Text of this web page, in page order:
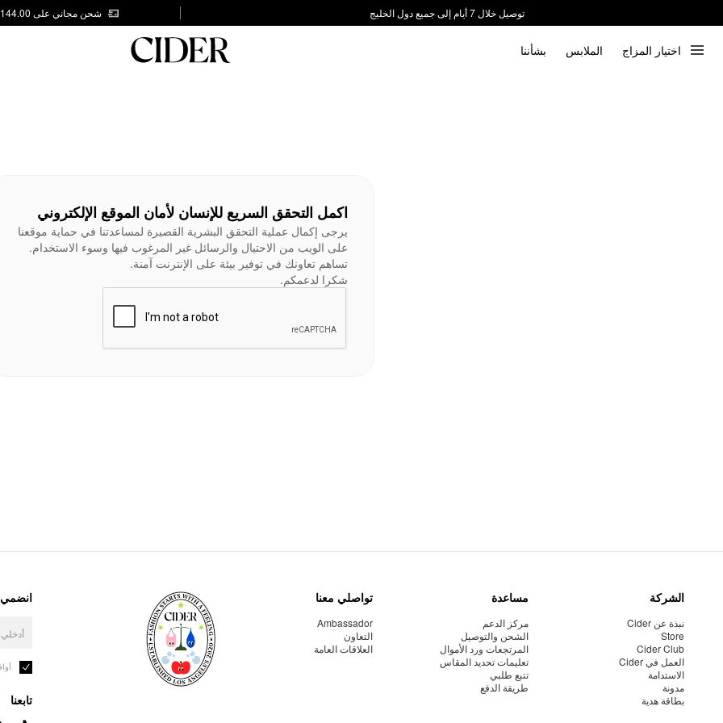
توصيل خلال 7 أيام إلى جميع دول الخليج
شحن مجاني على AED 144.00
اختيار المزاج الملابس بشأننا
اكمل التحقق السريع للإنسان لأمان الموقع الإلكتروني
يرجى إكمال عملية التحقق البشرية القصيرة لمساعدتنا في حماية موقعنا
على الويب من الاحتيال والرسائل غير المرغوب فيها وسوء الاستخدام.
تساهم تعاونك في توفير بيئة على الإنترنت آمنة.
شكرا لدعمكم.
الشركة
نبذة عن Cider
Store
Cider Club
العمل في Cider
الاستدامة
مدونة
بطاقة هدية
مساعدة
مركز الدعم
الشحن والتوصيل
المرتجعات ورد الأموال
تعليمات تحديد المقاس
تتبع طلبي
طريقة الدفع
تواصلي معنا
Ambassador
التعاون
العلاقات العامة
انضمي
تابعنا